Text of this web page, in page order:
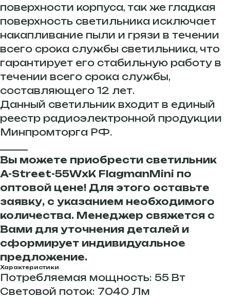
поверхности корпуса, так же гладкая
поверхность светильника исключает
накапливание пыли и грязи в течении
всего срока службы светильника, что
гарантирует его стабильную работу в
течении всего срока службы,
составляющего 12 лет.
Данный светильник входит в единый
реестр радиоэлектронной продукции
Минпромторга РФ.
Вы можете приобрести светильник
A-Street-55WxK FlagmanMini по
оптовой цене! Для этого оставьте
заявку, с указанием необходимого
количества. Менеджер свяжется с
Вами для уточнения деталей и
сформирует индивидуальное
предложение.
Характеристики
Потребляемая мощность: 55 Вт
Световой поток: 7040 Лм